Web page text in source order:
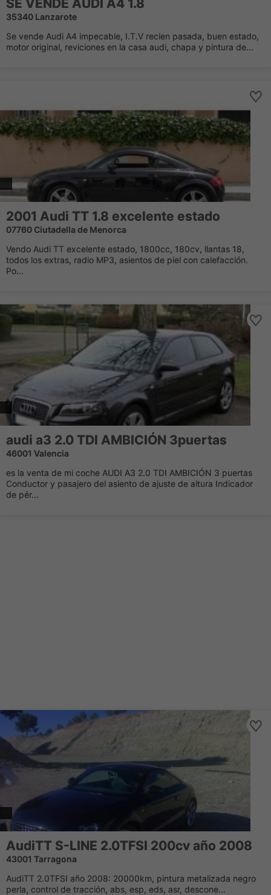
SE VENDE AUDI A4 1.8
35340 Lanzarote
Se vende Audi A4 impecable, I.T.V recien pasada, buen estado,
motor original, reviciones en la casa audi, chapa y pintura de...
2001 Audi TT 1.8 excelente estado
07760 Ciutadella de Menorca
Vendo Audi TT excelente estado, 1800cc, 180cv, llantas 18,
todos los extras, radio MP3, asientos de piel con calefacción.
Po...
audi a3 2.0 TDI AMBICIÓN 3puertas
46001 Valencia
es la venta de mi coche AUDI A3 2.0 TDI AMBICIÓN 3 puertas
Conductor y pasajero del asiento de ajuste de altura Indicador
de pér...
AudiTT S-LINE 2.0TFSI 200cv año 2008
43001 Tarragona
AudiTT 2.0TFSI año 2008: 20000km, pintura metalizada negro
perla, control de tracción, abs, esp, eds, asr, descone...